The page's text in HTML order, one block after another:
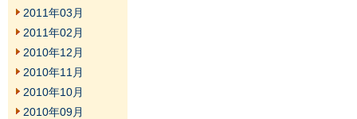
2011年03月
2011年02月
2010年12月
2010年11月
2010年10月
2010年09月